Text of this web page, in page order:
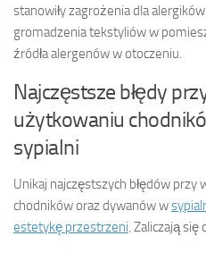
stanowiły zagrożenia dla
gromadzenia tekstyliów w
źródła alergenów w otoczeniu.
Najczęstsze błędy
użytkowaniu
sypialni
Unikaj najczęstszych błędów
chodników oraz dywanów w
estetykę przestrzeni. Zaliczają się